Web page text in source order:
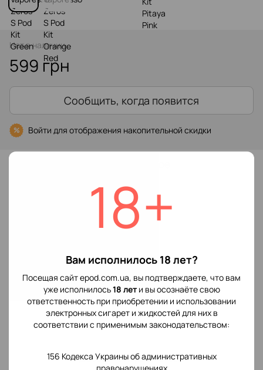
18+
Вам исполнилось 18 лет?
Посещая сайт epod.com.ua, вы подтверждаете, что вам
уже исполнилось18 лети вы осознаёте свою
ответственность при приобретении и использовании
электронных сигарет и жидкостей для них в
соответствии с применимым законодательством:
156 Кодекса Украины об административных
правонарушениях
Нет в наличии
599 грн
Сообщить, когда появится
% Войти для отображения накопительной скидки
Vaporesso
Добавьте первый отзыв